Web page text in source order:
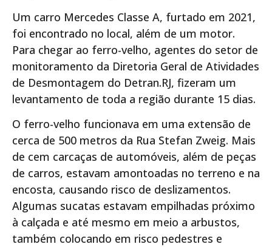
Um carro Mercedes Classe A, furtado em 2021,
foi encontrado no local, além de um motor.
Para chegar ao ferro-velho, agentes do setor de
monitoramento da Diretoria Geral de Atividades
de Desmontagem do Detran.RJ, fizeram um
levantamento de toda a região durante 15 dias.
O ferro-velho funcionava em uma extensão de
cerca de 500 metros da Rua Stefan Zweig. Mais
de cem carcaças de automóveis, além de peças
de carros, estavam amontoadas no terreno e na
encosta, causando risco de deslizamentos.
Algumas sucatas estavam empilhadas próximo
à calçada e até mesmo em meio a arbustos,
também colocando em risco pedestres e